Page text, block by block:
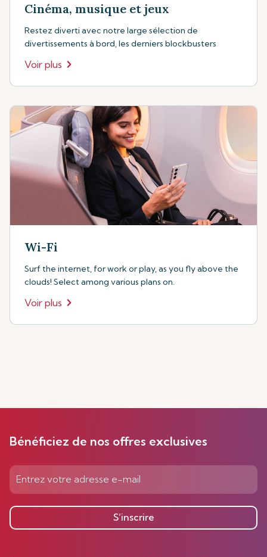
Cinéma, musique et jeux
Restez diverti avec notre large sélection de
divertissements à bord, les derniers blockbusters
Voir plus
Wi-Fi
Surf the internet, for work or play, as you fly above the
clouds! Select among various plans on.
Voir plus
Bénéficiez de nos offres exclusives
S’inscrire